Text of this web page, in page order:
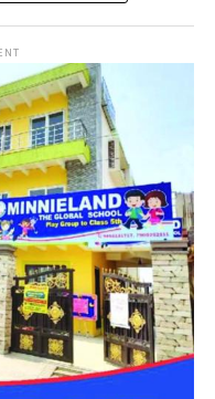
माहौल नहीं,
की ओर से इसके लिए ‘आलंबन
रही है। इस योजना का उद्देश्य
को सुरक्षित माहौल के साथ-
है।
गांव’
के निदेशक आईएएस बंशीलाल
कई महिलाएं और बच्चे खुद को
करते हैं। यही वजह है कि